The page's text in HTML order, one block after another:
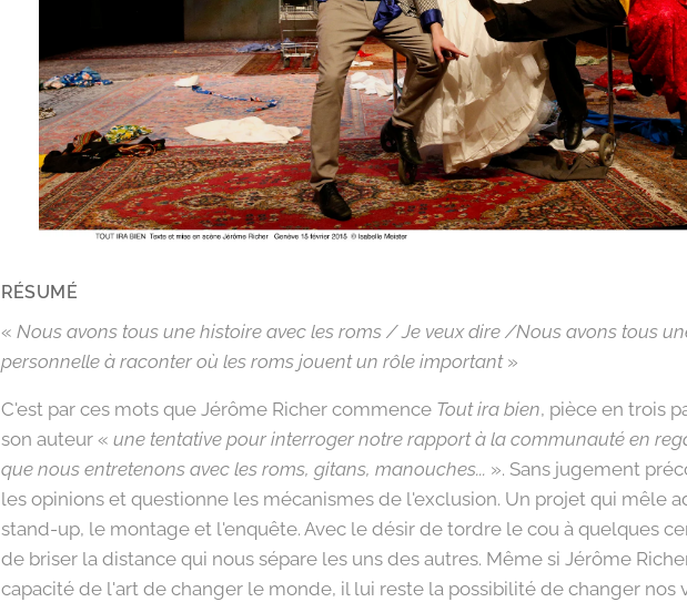
RÉSUMÉ
« Nous avons tous une histoire avec les roms / Je veux dire /Nous avons tous
personnelle à raconter où les roms jouent un rôle important »
C'est par ces mots que Jérôme Richer commence Tout ira bien, pièce en trois
son auteur « une tentative pour interroger notre rapport à la communauté en
que nous entretenons avec les roms, gitans, manouches... ». Sans jugement
les opinions et questionne les mécanismes de l'exclusion. Un projet qui mêle
stand-up, le montage et l'enquête. Avec le désir de tordre le cou à quelques
de briser la distance qui nous sépare les uns des autres. Même si Jérôme
capacité de l'art de changer le monde, il lui reste la possibilité de changer nos